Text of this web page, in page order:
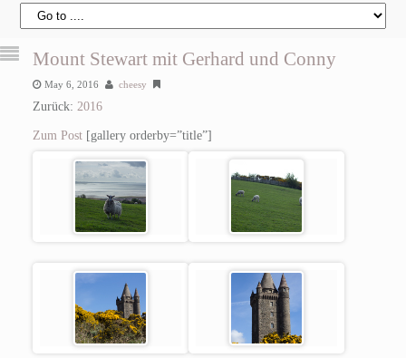
Mount Stewart mit Gerhard und Conny
May 6, 2016 cheesy
Zurück: 2016
Zum Post[gallery orderby=”title”]